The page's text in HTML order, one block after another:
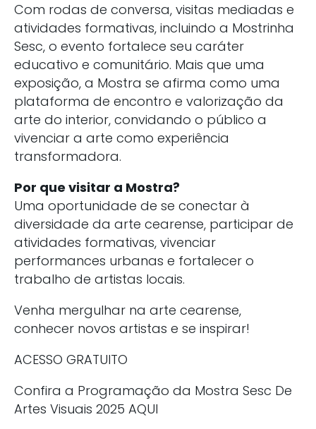
Com rodas de conversa, visitas mediadas e
atividades formativas, incluindo a Mostrinha
Sesc, o evento fortalece seu caráter
educativo e comunitário. Mais que uma
exposição, a Mostra se afirma como uma
plataforma de encontro e valorização da
arte do interior, convidando o público a
vivenciar a arte como experiência
transformadora.
Por que visitar a Mostra?
Uma oportunidade de se conectar à
diversidade da arte cearense, participar de
atividades formativas, vivenciar
performances urbanas e fortalecer o
trabalho de artistas locais.
Venha mergulhar na arte cearense,
conhecer novos artistas e se inspirar!
ACESSO GRATUITO
Confira a Programação da Mostra Sesc De
Artes Visuais 2025 AQUI